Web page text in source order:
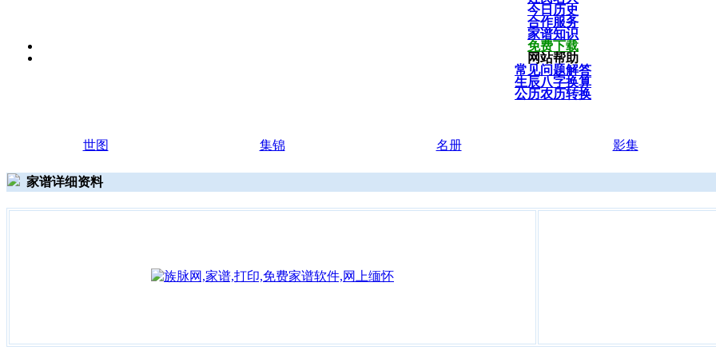
今日历史
合作服务
家谱知识
免费下载
网站帮助
常见问题解答
生辰八字换算
公历农历转换
世图 集锦 名册 影集
家谱详细资料